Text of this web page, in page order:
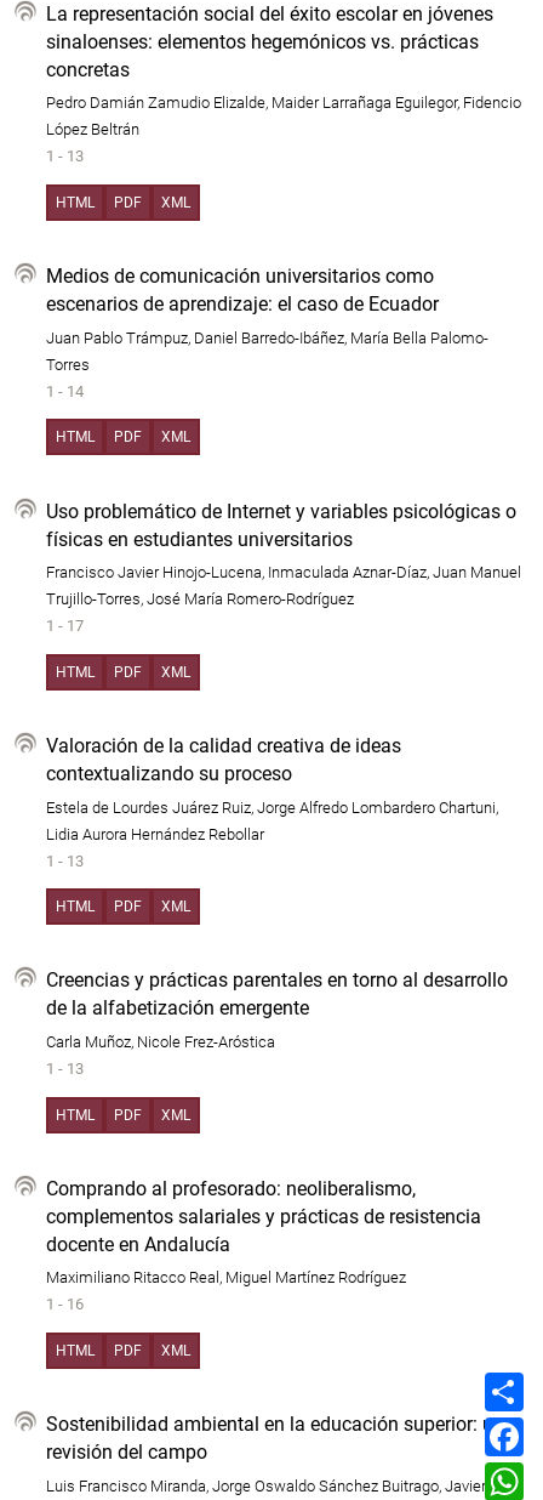
La representación social del éxito escolar en jóvenes
sinaloenses: elementos hegemónicos vs. prácticas
concretas
Pedro Damián Zamudio Elizalde, Maider Larrañaga Eguilegor, Fidencio
López Beltrán
1 - 13
HTML PDF XML
Medios de comunicación universitarios como
escenarios de aprendizaje: el caso de Ecuador
Juan Pablo Trámpuz, Daniel Barredo-Ibáñez, María Bella Palomo-
Torres
1 - 14
HTML PDF XML
Uso problemático de Internet y variables psicológicas o
físicas en estudiantes universitarios
Francisco Javier Hinojo-Lucena, Inmaculada Aznar-Díaz, Juan Manuel
Trujillo-Torres, José María Romero-Rodríguez
1 - 17
HTML PDF XML
Valoración de la calidad creativa de ideas
contextualizando su proceso
Estela de Lourdes Juárez Ruiz, Jorge Alfredo Lombardero Chartuni,
Lidia Aurora Hernández Rebollar
1 - 13
HTML PDF XML
Creencias y prácticas parentales en torno al desarrollo
de la alfabetización emergente
Carla Muñoz, Nicole Frez-Aróstica
1 - 13
HTML PDF XML
Comprando al profesorado: neoliberalismo,
complementos salariales y prácticas de resistencia
docente en Andalucía
Maximiliano Ritacco Real, Miguel Martínez Rodríguez
1 - 16
HTML PDF XML
Sostenibilidad ambiental en la educación superior: una
revisión del campo
Luis Francisco Miranda, Jorge Oswaldo Sánchez Buitrago, Javier de